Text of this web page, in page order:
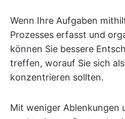
Wenn Ihre Aufgaben
Prozesses erfasst und
können Sie bessere
treffen, worauf Sie sich
konzentrieren sollten.
Mit weniger Ablenkungen